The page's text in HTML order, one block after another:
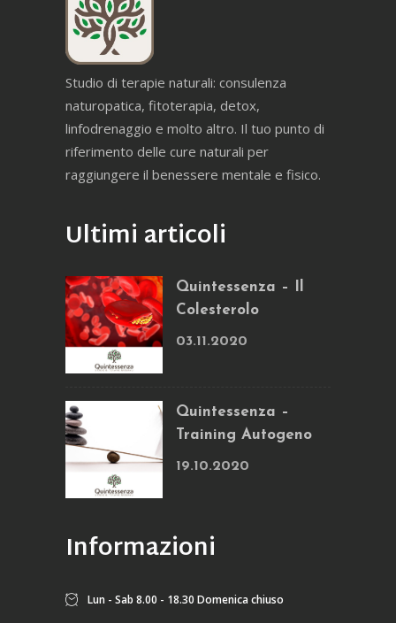
Studio di terapie naturali: consulenza
naturopatica, fitoterapia, detox,
linfodrenaggio e molto altro. Il tuo punto di
riferimento delle cure naturali per
raggiungere il benessere mentale e fisico.
Ultimi articoli
Quintessenza – Il
Colesterolo
03.11.2020
Quintessenza –
Training Autogeno
19.10.2020
Informazioni
Lun - Sab 8.00 - 18.30 Domenica chiuso